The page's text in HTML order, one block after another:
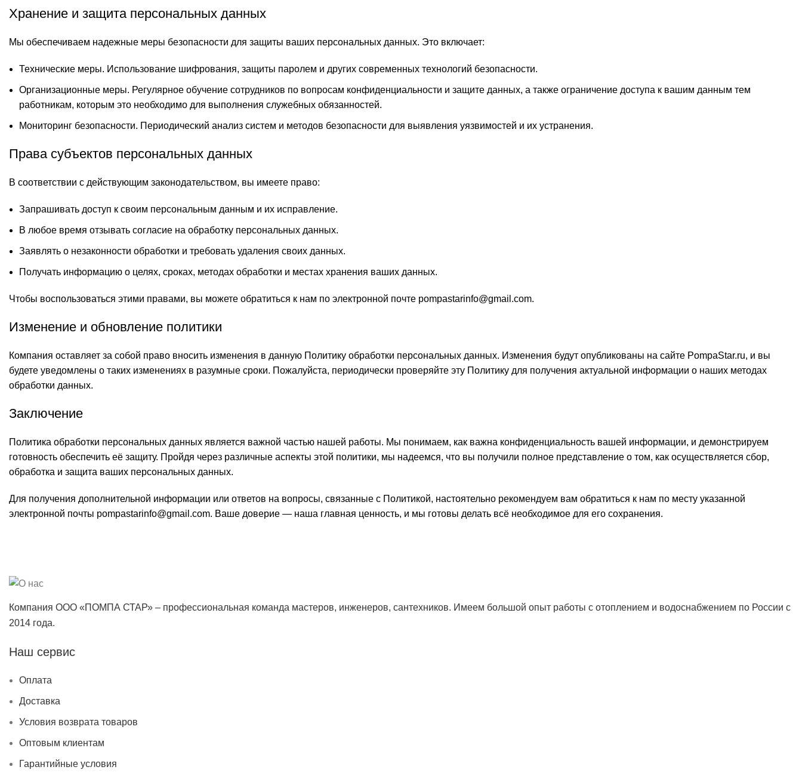
Хранение и защита персональных данных
Мы обеспечиваем надежные меры безопасности для защиты ваших персональных данных. Это включает:
Технические меры. Использование шифрования, защиты паролем и других современных технологий безопасности.
Организационные меры. Регулярное обучение сотрудников по вопросам конфиденциальности и защите данных, а также ограничение доступа к вашим данным тем
работникам, которым это необходимо для выполнения служебных обязанностей.
Мониторинг безопасности. Периодический анализ систем и методов безопасности для выявления уязвимостей и их устранения.
Права субъектов персональных данных
В соответствии с действующим законодательством, вы имеете право:
Запрашивать доступ к своим персональным данным и их исправление.
В любое время отзывать согласие на обработку персональных данных.
Заявлять о незаконности обработки и требовать удаления своих данных.
Получать информацию о целях, сроках, методах обработки и местах хранения ваших данных.
Чтобы воспользоваться этими правами, вы можете обратиться к нам по электронной почте pompastarinfo@gmail.com.
Изменение и обновление политики
Компания оставляет за собой право вносить изменения в данную Политику обработки персональных данных. Изменения будут опубликованы на сайте PompaStar.ru, и вы
будете уведомлены о таких изменениях в разумные сроки. Пожалуйста, периодически проверяйте эту Политику для получения актуальной информации о наших методах
обработки данных.
Заключение
Политика обработки персональных данных является важной частью нашей работы. Мы понимаем, как важна конфиденциальность вашей информации, и демонстрируем
готовность обеспечить её защиту. Пройдя через различные аспекты этой политики, мы надеемся, что вы получили полное представление о том, как осуществляется сбор,
обработка и защита ваших персональных данных.
Для получения дополнительной информации или ответов на вопросы, связанные с Политикой, настоятельно рекомендуем вам обратиться к нам по месту указанной
электронной почты pompastarinfo@gmail.com. Ваше доверие — наша главная ценность, и мы готовы делать всё необходимое для его сохранения.
Компания ООО «ПОМПА СТАР» – профессиональная команда мастеров, инженеров, сантехников. Имеем большой опыт работы с отоплением и водоснабжением по России с
2014 года.
Наш сервис
Оплата
Доставка
Условия возврата товаров
Оптовым клиентам
Гарантийные условия